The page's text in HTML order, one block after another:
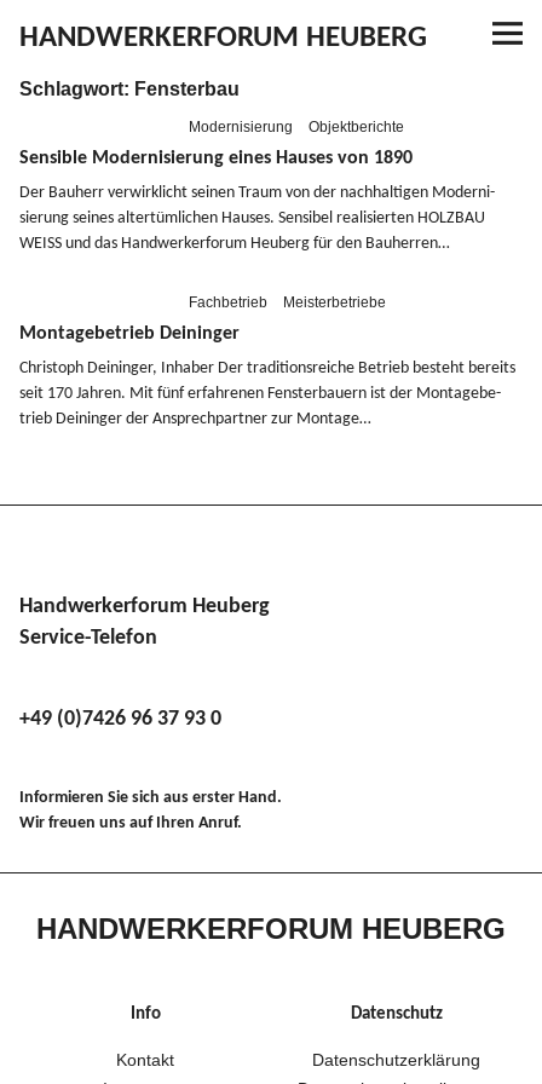
HANDWERKERFORUM HEUBERG
Referenzen
Ausbildung
Aktuelles
YouTube
Schlagwort: Fensterbau
Modernisierung Objektberichte
Sensible Modernisierung eines Hauses von 1890
Der Bauherr verwirk­licht seinen Traum von der nachhal­tigen Moder­ni­
sierung seines alter­tüm­lichen Hauses. Sensibel reali­sierten HOLZBAU
WEISS und das Handwer­ker­forum Heuberg für den Bauherren…
Fachbetrieb Meisterbetriebe
Montagebetrieb Deininger
Christoph Deininger, Inhaber Der tradi­ti­ons­reiche Betrieb besteht bereits
seit 170 Jahren. Mit fünf erfah­renen Fenster­bauern ist der Monta­ge­be­
trieb Deininger der Ansprech­partner zur Montage…
Handwerkerforum Heuberg
Service-Telefon
+49 (0)7426 96 37 93 0
Informieren Sie sich aus erster Hand.
Wir freuen uns auf Ihren Anruf.
HANDWERKERFORUM HEUBERG
Info
Kontakt
Datenschutz
Datenschutzerklärung